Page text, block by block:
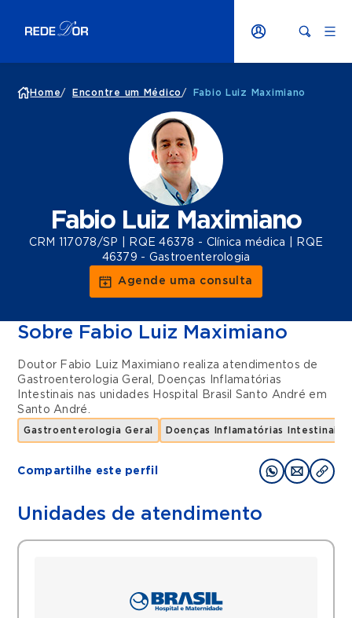
Home/ Encontre um Médico / Fabio Luiz Maximiano
Fabio Luiz Maximiano
CRM 117078/SP | RQE 46378 - Clínica médica | RQE
46379 - Gastroenterologia
Agende uma consulta
Sobre Fabio Luiz Maximiano
Doutor Fabio Luiz Maximiano realiza atendimentos de
Gastroenterologia Geral , Doenças Inflamatórias
Intestinais nas unidades Hospital Brasil Santo André em
Santo André.
Gastroenterologia Geral Doenças Inflamatórias Intestinais
Compartilhe este perfil
Unidades de atendimento